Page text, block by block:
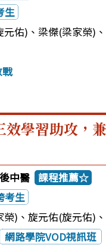
生
元佑) 、 梁傑(梁家榮) 、
戰
學習助攻，
中醫 課程推薦☆
考生
榮) 、 旋元佑(旋元佑) 、
網路學院VOD視訊班